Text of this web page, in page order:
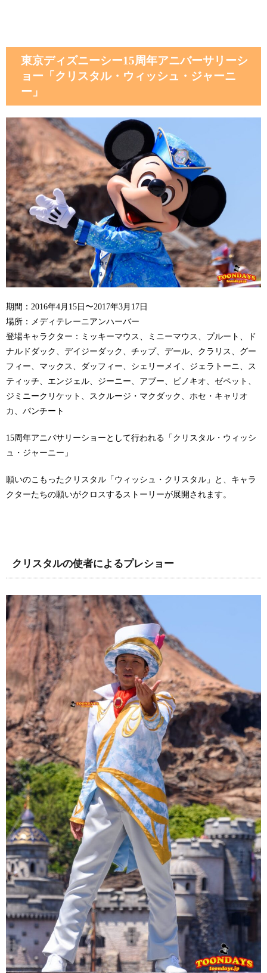
東京ディズニーシー15周年アニバーサリーシ
ョー「クリスタル・ウィッシュ・ジャーニ
ー」
期間：2016年4月15日〜2017年3月17日
場所：メディテレーニアンハーバー
登場キャラクター：ミッキーマウス、ミニーマウス、プルート、ド
ナルドダック、デイジーダック、チップ、デール、クラリス、グー
フィー、マックス、ダッフィー、シェリーメイ、ジェラトーニ、ス
ティッチ、エンジェル、ジーニー、アブー、ピノキオ、ゼペット、
ジミニークリケット、スクルージ・マクダック、ホセ・キャリオ
カ、パンチート
15周年アニバサリーショーとして行われる「クリスタル・ウィッシ
ュ・ジャーニー」
願いのこもったクリスタル「ウィッシュ・クリスタル」と、キャラ
クターたちの願いがクロスするストーリーが展開されます。
クリスタルの使者によるプレショー